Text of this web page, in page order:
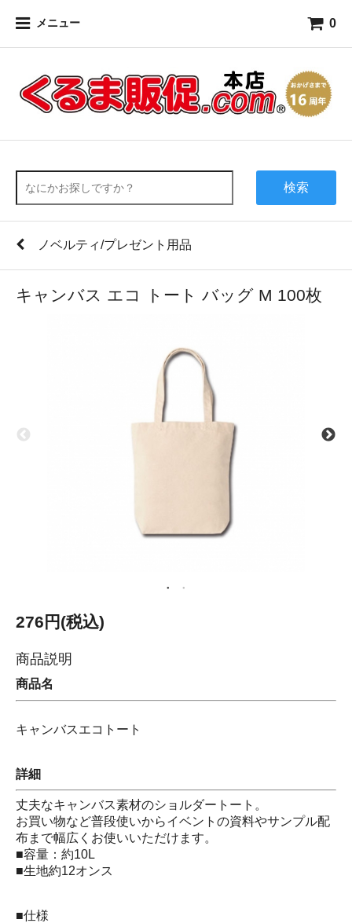
メニュー 0
検索
ノベルティ/プレゼント用品
キャンバス エコ トート バッグ M 100枚
276円(税込)
商品説明
商品名
キャンバスエコトート
詳細
丈夫なキャンバス素材のショルダートート。
お買い物など普段使いからイベントの資料やサンプル配
布まで幅広くお使いいただけます。
■容量：約10L
■生地約12オンス
■仕様